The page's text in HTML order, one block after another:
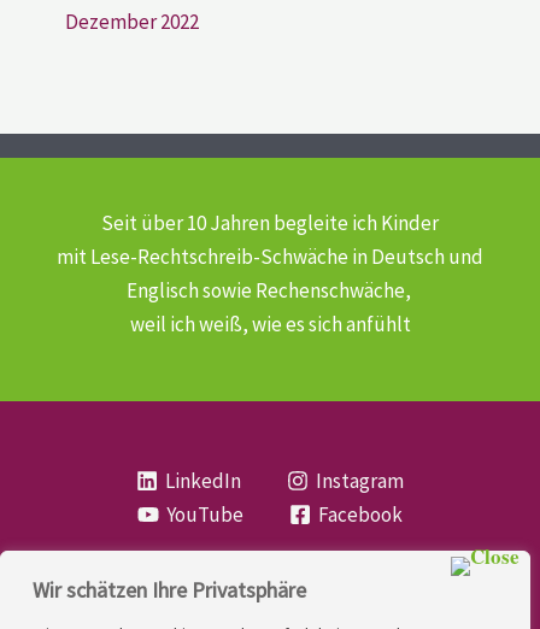
Wir schätzen Ihre Privatsphäre
Dezember 2022
Seit über 10 Jahren begleite ich Kinder
mit Lese-Rechtschreib-Schwächein Deutsch und
Englisch sowie Rechenschwäche,
weil ich weiß, wie es sich anfühlt
LinkedIn
Instagram
YouTube
Facebook